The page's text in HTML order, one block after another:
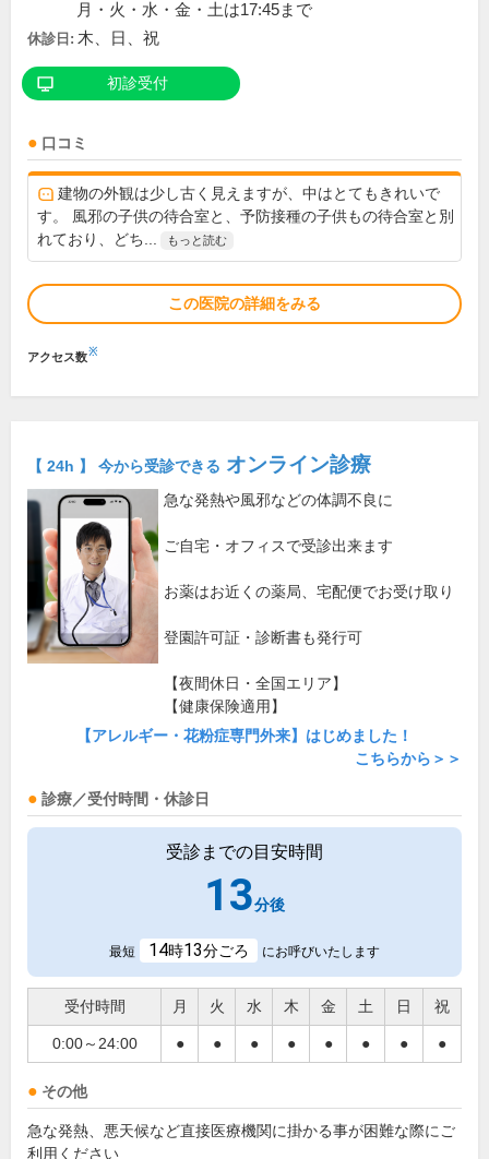
月・火・水・金・土は17:45まで
休診日: 木、日、祝
初診受付
口コミ
建物の外観は少し古く見えますが、中はとてもきれいで
す。 風邪の子供の待合室と、予防接種の子供もの待合室と別
れており、どち...
もっと読む
この医院の詳細をみる
アクセス数※
【 24h 】 今から受診できる オンライン診療
急な発熱や風邪などの体調不良に
ご自宅・オフィスで受診出来ます
お薬はお近くの薬局、宅配便でお受け取り
登園許可証・診断書も発行可
【夜間休日・全国エリア】
【健康保険適用】
【アレルギー・花粉症専門外来】はじめました！
こちらから＞＞
診療／受付時間・休診日
受診までの目安時間
13分後
最短 14時13分ごろ にお呼びいたします
受付時間 月 火 水 木 金 土 日 祝
0:00～24:00 ● ● ● ● ● ● ● ●
その他
急な発熱、悪天候など直接医療機関に掛かる事が困難な際にご
利用ください